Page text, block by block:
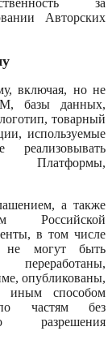
Авторских
включая, но не
базы данных,
товарный
используемые
Платформы,
а также
Российской
в том числе
не могут быть
переработаны,
опубликованы,
иным способом
частям без
разрешения